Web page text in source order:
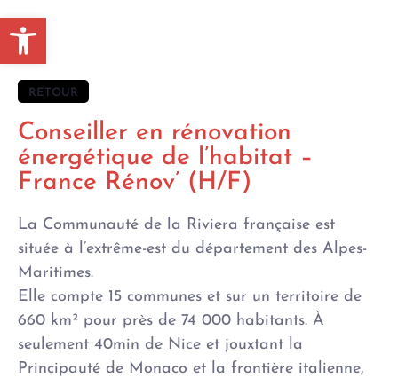
Ouvrir la barre d’outils
RETOUR
Conseiller en rénovation
énergétique de l’habitat –
France Rénov’ (H/F)
La Communauté de la Riviera française est
située à l’extrême-est du département des Alpes-
Maritimes.
Elle compte 15 communes et sur un territoire de
660 km² pour près de 74 000 habitants. À
seulement 40min de Nice et jouxtant la
Principauté de Monaco et la frontière italienne,